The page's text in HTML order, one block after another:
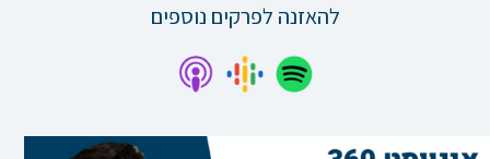
להאזנה לפרקים נוספים